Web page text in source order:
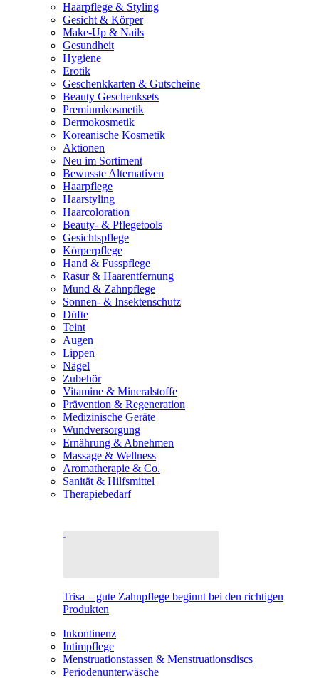
Haarpflege & Styling
Gesicht & Körper
Make-Up & Nails
Gesundheit
Hygiene
Erotik
Geschenkkarten & Gutscheine
Beauty Geschenksets
Premiumkosmetik
Dermokosmetik
Koreanische Kosmetik
Aktionen
Neu im Sortiment
Bewusste Alternativen
Haarpflege
Haarstyling
Haarcoloration
Beauty- & Pflegetools
Gesichtspflege
Körperpflege
Hand & Fusspflege
Rasur & Haarentfernung
Mund & Zahnpflege
Sonnen- & Insektenschutz
Düfte
Teint
Augen
Lippen
Nägel
Zubehör
Vitamine & Mineralstoffe
Prävention & Regeneration
Medizinische Geräte
Wundversorgung
Ernährung & Abnehmen
Massage & Wellness
Aromatherapie & Co.
Sanität & Hilfsmittel
Therapiebedarf
Trisa – gute Zahnpflege beginnt bei den richtigen
Produkten
Inkontinenz
Intimpflege
Menstruationstassen & Menstruationsdiscs
Periodenunterwäsche